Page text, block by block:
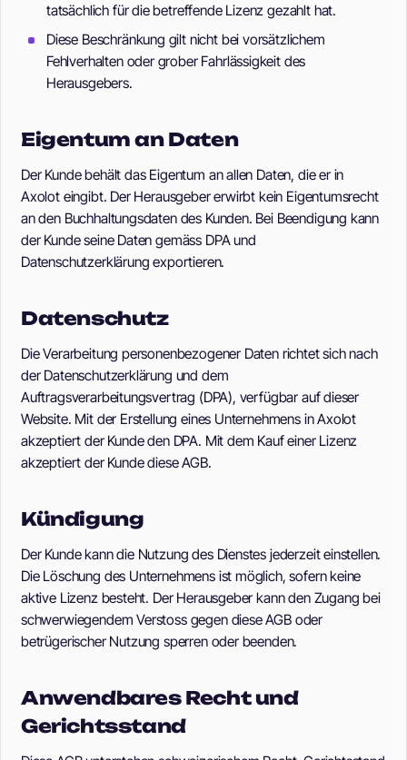
tatsächlich für die betreffende Lizenz gezahlt hat.
Diese Beschränkung gilt nicht bei vorsätzlichem
Fehlverhalten oder grober Fahrlässigkeit des
Herausgebers.
Eigentum an Daten
Der Kunde behält das Eigentum an allen Daten, die er in
Axolot eingibt. Der Herausgeber erwirbt kein Eigentumsrecht
an den Buchhaltungsdaten des Kunden. Bei Beendigung kann
der Kunde seine Daten gemäss DPA und
Datenschutzerklärung exportieren.
Datenschutz
Die Verarbeitung personenbezogener Daten richtet sich nach
der Datenschutzerklärung und dem
Auftragsverarbeitungsvertrag (DPA), verfügbar auf dieser
Website. Mit der Erstellung eines Unternehmens in Axolot
akzeptiert der Kunde den DPA. Mit dem Kauf einer Lizenz
akzeptiert der Kunde diese AGB.
Kündigung
Der Kunde kann die Nutzung des Dienstes jederzeit einstellen.
Die Löschung des Unternehmens ist möglich, sofern keine
aktive Lizenz besteht. Der Herausgeber kann den Zugang bei
schwerwiegendem Verstoss gegen diese AGB oder
betrügerischer Nutzung sperren oder beenden.
Anwendbares Recht und
Gerichtsstand